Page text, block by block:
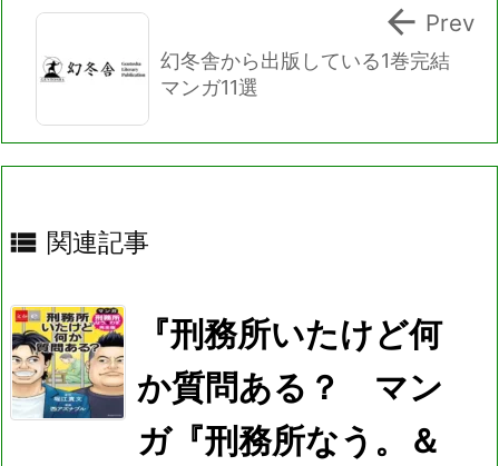
幻冬舎から出版している1巻完結
マンガ11選
 Prev
 関連記事
『刑務所いたけど何
か質問ある？ マン
ガ『刑務所なう。＆